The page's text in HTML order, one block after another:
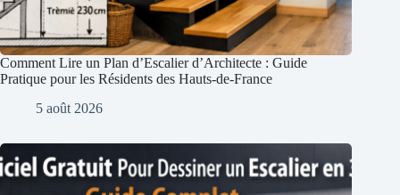
Comment Lire un Plan d’Escalier d’Architecte : Guide
Pratique pour les Résidents des Hauts-de-France
5 août 2026